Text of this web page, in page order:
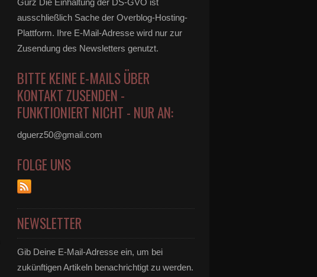
Gürz Die Einhaltung der DS-GVO ist
ausschließlich Sache der Overblog-Hosting-
Plattform. Ihre E-Mail-Adresse wird nur zur
Zusendung des Newsletters genutzt.
BITTE KEINE E-MAILS ÜBER
KONTAKT ZUSENDEN -
FUNKTIONIERT NICHT - NUR AN:
dguerz50@gmail.com
FOLGE UNS
NEWSLETTER
Gib Deine E-Mail-Adresse ein, um bei
zukünftigen Artikeln benachrichtigt zu werden.